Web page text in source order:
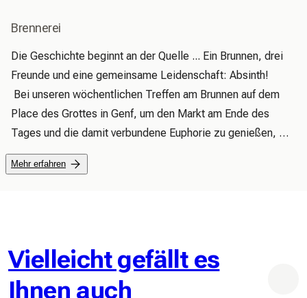
Brennerei
Die Geschichte beginnt an der Quelle ... Ein Brunnen, drei
Freunde und eine gemeinsame Leidenschaft: Absinth!
Bei unseren wöchentlichen Treffen am Brunnen auf dem
Place des Grottes in Genf, um den Markt am Ende des
Tages und die damit verbundene Euphorie zu genießen,
hatten wir das Vergnügen, den einen oder anderen Absinth
zu probieren, den wir hier und da fanden, und führten
uns unsere Neugier dann dazu, zu versuchen, unseren
eigenen Absinth herzustellen. Nach einigen Versuchen und,
wie ich glaube, auch einigen Fehlschlägen nahm unser
Mehr erfahren
Vielleicht gefällt es
Ihnen auch